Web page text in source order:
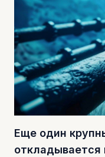
Еще один
откладывается